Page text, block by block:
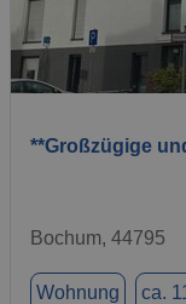
**Großzügige
Bochum, 44795
Wohnung ca.